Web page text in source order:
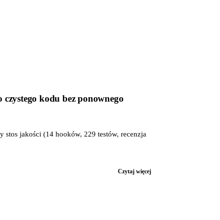
kodu bez ponownego
jakości (14 hooków, 229 testów, recenzja
Czytaj więcej